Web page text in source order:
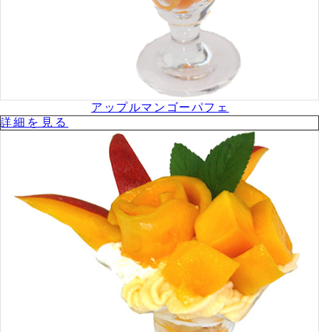
アップルマンゴーパフェ
詳細を⾒る